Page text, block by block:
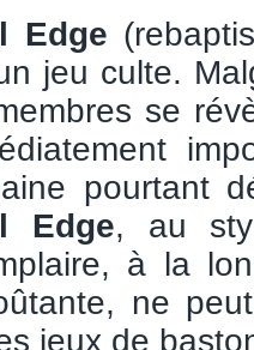
Edge
jeu culte.
se
pourtant
Edge, au
à la
ne
jeux de